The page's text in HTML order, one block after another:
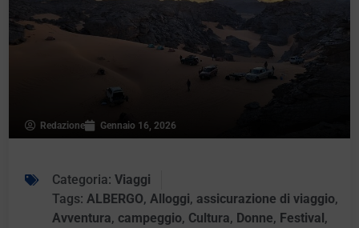
Redazione Gennaio 16, 2026
Categoria: Viaggi
Tags: ALBERGO, Alloggi, assicurazione di viaggio,
Avventura,campeggio, Cultura, Donne, Festival,